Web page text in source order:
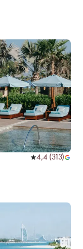
4,4 (313)